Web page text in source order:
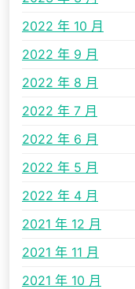
2022 年 10 月
2022 年 9 月
2022 年 8 月
2022 年 7 月
2022 年 6 月
2022 年 5 月
2022 年 4 月
2021 年 12 月
2021 年 11 月
2021 年 10 月